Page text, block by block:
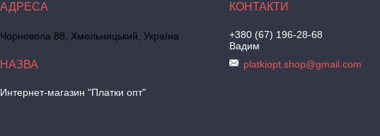
Чорновола 88, Хмельницький, Україна
Интернет-магазин "Платки опт"
+380 (67) 196-28-68
Вадим
platkiopt.shop@gmail.com